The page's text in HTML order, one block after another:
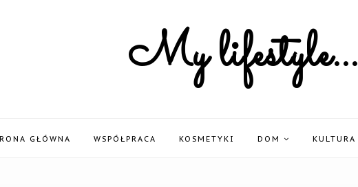
My lifestyle...
GŁÓWNA WSPÓŁPRACA KOSMETYKI DOM KULTURA